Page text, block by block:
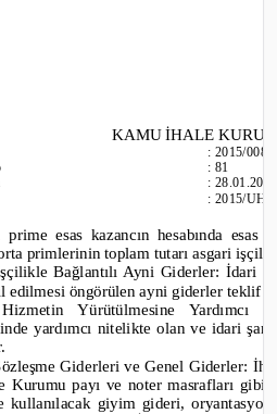
KAMU İHALE
:2015/008
:81
:
:2015/
esas kazancın hesabında
primlerinin toplam tutarı asgari
Bağlantılı Ayni Giderler: İdari
edilmesi öngörülen ayni giderler teklif
Yürütülmesine
yardımcı nitelikte olan ve idari
Giderleri ve Genel Giderler:
Kurumu payı ve noter masrafları
kullanılacak giyim gideri,